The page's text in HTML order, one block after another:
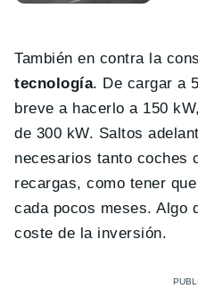
También en contra la
tecnología. De cargar a
breve a hacerlo a 150
de 300 kW. Saltos
necesarios tanto coches
recargas, como tener
cada pocos meses. Algo
coste de la inversión.